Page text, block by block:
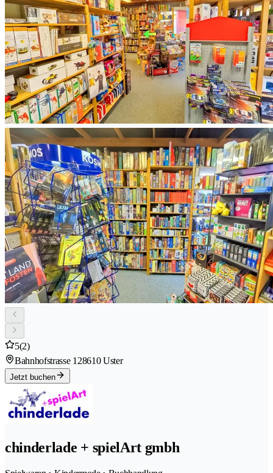
5(2)
Bahnhofstrasse 128610 Uster
Jetzt buchen
chinderlade + spielArt gmbh